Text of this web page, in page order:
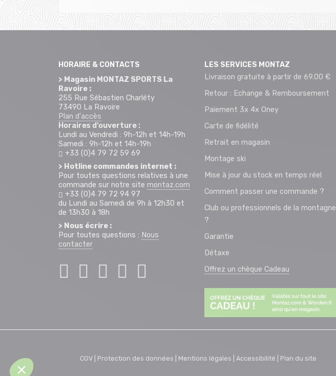
HORAIRE & CONTACTS
> Magasin MONTAZ SPORTS La
Ravoire :
255 Rue Sébastien Charléty
73490 La Ravoire
Plan d'accès
Horaires d'ouverture :
Lundi au Vendredi : 9h-12h et 14h-19h
Samedi : 9h-12h et 14h-19h
+33 (0)4 79 72 59 69
> Hotline commandes internet :
Pour toutes questions relatives à une
commande sur notre site montaz.com
+33 (0)4 79 72 94 97
du Lundi au Samedi de 9h à 12h30 et
de 13h30 à 18h
> Nous écrire :
Pour toutes questions : Nous
contacter
LES SERVICES MONTAZ
Livraison gratuite à partir de 69.00 €
Retour : Echange & Remboursement
Paiement 3x 4x Oney
Carte de fidélité
Retrait en magasin
Montage ski
Mise à jour du stock en temps réel
Comment passer une commande ?
Club ou professionnels de la montagne
?
Garantie
Détaxe
Offrez un chèque Cadeau
CGV | Protection des données | Mentions légales | Accessibilité | Plan du site